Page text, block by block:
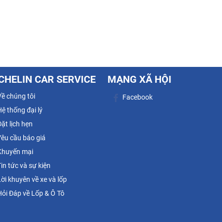
CAR SERVICE
chúng tôi
thống đại lý
lịch hẹn
cầu báo giá
mại
tức và sự kiện
khuyên về xe và lốp
Đáp về Lốp & Ô Tô
MẠNG XÃ HỘI
Facebook